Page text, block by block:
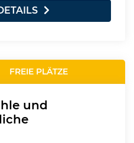
FREIE PLÄTZE
und